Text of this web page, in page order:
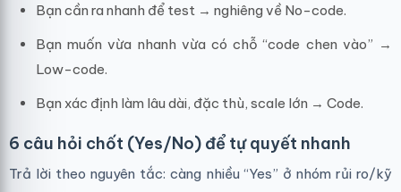
Bạn cần ra nhanh để test → nghiêng về No-code.
Bạn muốn vừa nhanh vừa có chỗ “code chen vào” →
Low-code.
Bạn xác định làm lâu dài, đặc thù, scale lớn → Code.
6 câu hỏi chốt (Yes/No) để tự quyết nhanh
Trả lời theo nguyên tắc: càng nhiều “Yes” ở nhóm rủi ro/kỹ